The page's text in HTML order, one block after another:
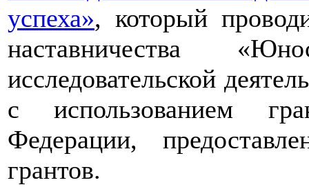
успеха», который
наставничества
исследовательской
с использованием
Федерации,
грантов.